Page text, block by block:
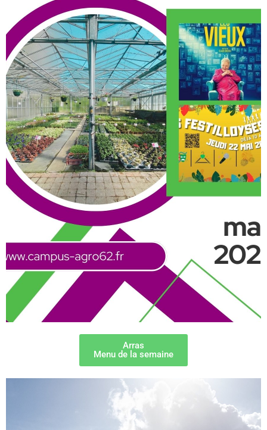
Arras
Menu de la semaine